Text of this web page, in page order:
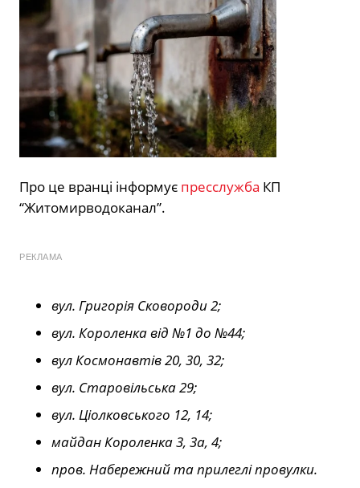
Про це вранці інформує пресслужба КП
“Житомирводоканал”.
РЕКЛАМА
вул. Григорія Сковороди 2;
вул. Короленка від №1 до №44;
вул Космонавтів 20, 30, 32;
вул. Старовільська 29;
вул. Ціолковського 12, 14;
майдан Короленка 3, 3а, 4;
пров. Набережний та прилеглі провулки.